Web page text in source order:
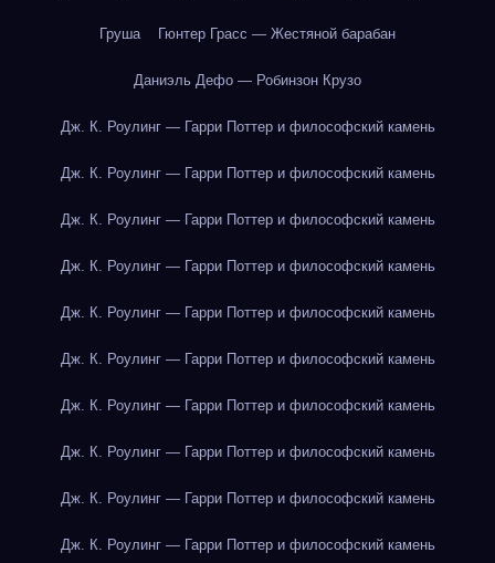
Груша Гюнтер Грасс — Жестяной барабан
Даниэль Дефо — Робинзон Крузо
Дж. К. Роулинг — Гарри Поттер и философский камень
Дж. К. Роулинг — Гарри Поттер и философский камень
Дж. К. Роулинг — Гарри Поттер и философский камень
Дж. К. Роулинг — Гарри Поттер и философский камень
Дж. К. Роулинг — Гарри Поттер и философский камень
Дж. К. Роулинг — Гарри Поттер и философский камень
Дж. К. Роулинг — Гарри Поттер и философский камень
Дж. К. Роулинг — Гарри Поттер и философский камень
Дж. К. Роулинг — Гарри Поттер и философский камень
Дж. К. Роулинг — Гарри Поттер и философский камень